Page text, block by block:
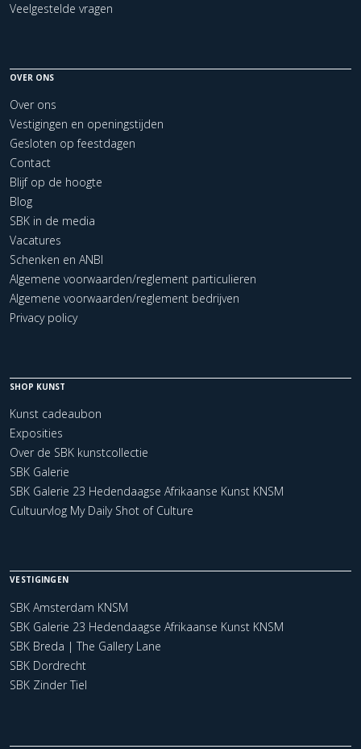
Veelgestelde vragen
OVER ONS
Over ons
Vestigingen en openingstijden
Gesloten op feestdagen
Contact
Blijf op de hoogte
Blog
SBK in de media
Vacatures
Schenken en ANBI
Algemene voorwaarden/reglement particulieren
Algemene voorwaarden/reglement bedrijven
Privacy policy
SHOP KUNST
Kunst cadeaubon
Exposities
Over de SBK kunstcollectie
SBK Galerie
SBK Galerie 23 Hedendaagse Afrikaanse Kunst KNSM
Cultuurvlog My Daily Shot of Culture
VESTIGINGEN
SBK Amsterdam KNSM
SBK Galerie 23 Hedendaagse Afrikaanse Kunst KNSM
SBK Breda | The Gallery Lane
SBK Dordrecht
SBK Zinder Tiel